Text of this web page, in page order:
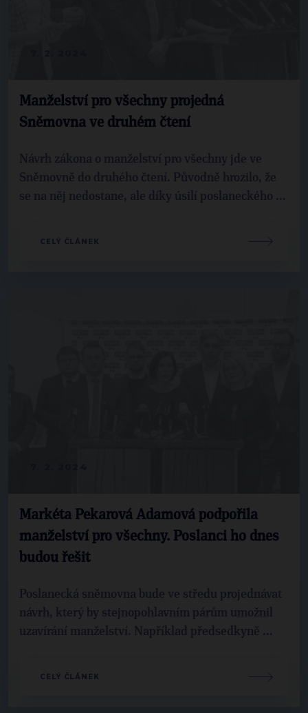
Manželství pro všechny projedná
Sněmovna ve druhém čtení
Návrh zákona o manželství pro všechny jde ve
Sněmovně do druhého čtení. Původně hrozilo, že
se na něj nedostane, ale díky úsilí poslaneckého ...
CELÝ ČLÁNEK
Markéta Pekarová Adamová podpořila
manželství pro všechny. Poslanci ho dnes
budou řešit
Poslanecká sněmovna bude ve středu projednávat
návrh, který by stejnopohlavním párům umožnil
uzavírání manželství. Například předsedkyně ...
CELÝ ČLÁNEK